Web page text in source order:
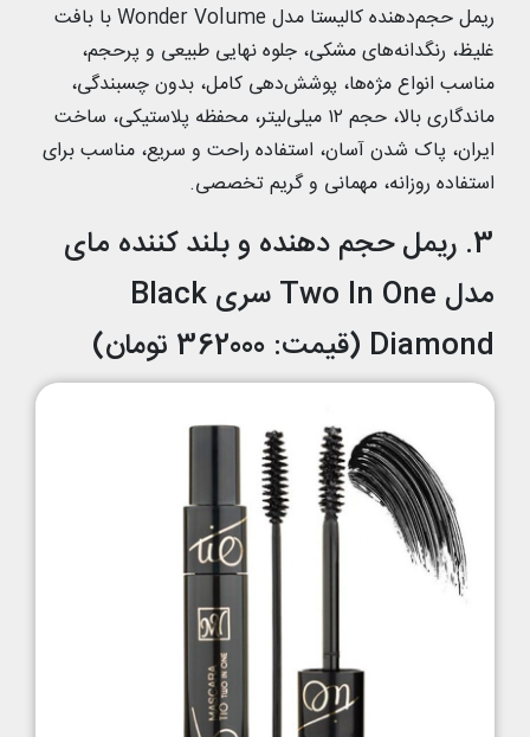
ریمل حجم‌دهنده کالیستا مدل Wonder Volume با بافت
غلیظ، رنگدانه‌های مشکی، جلوه نهایی طبیعی و پرحجم،
مناسب انواع مژه‌ها، پوشش‌دهی کامل، بدون چسبندگی،
ماندگاری بالا، حجم ۱۲ میلی‌لیتر، محفظه پلاستیکی، ساخت
ایران، پاک شدن آسان، استفاده راحت و سریع، مناسب برای
استفاده روزانه، مهمانی و گریم تخصصی.
3. ریمل حجم دهنده و بلند کننده مای
مدل Two In One سری Black
Diamond (قیمت: 362000 تومان)